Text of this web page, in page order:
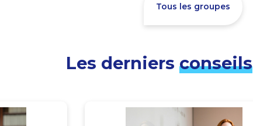
Tous les groupes
Les derniers conseils